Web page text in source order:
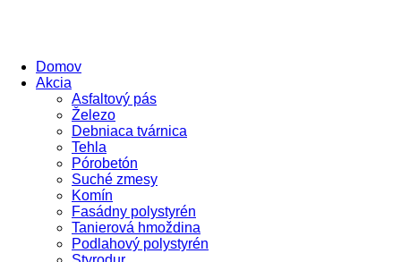
Domov
Akcia
Asfaltový pás
Železo
Debniaca tvárnica
Tehla
Pórobetón
Suché zmesy
Komín
Fasádny polystyrén
Tanierová hmoždina
Podlahový polystyrén